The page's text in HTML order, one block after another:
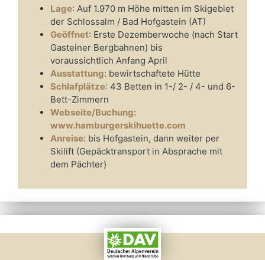
Lage: Auf 1.970 m Höhe mitten im Skigebiet
der Schlossalm / Bad Hofgastein (AT)
Geöffnet: Erste Dezemberwoche (nach Start
Gasteiner Bergbahnen) bis
voraussichtlich Anfang April
Ausstattung: bewirtschaftete Hütte
Schlafplätze: 43 Betten in 1-/ 2- / 4- und 6-
Bett-Zimmern
Webseite/Buchung:
www.hamburgerskihuette.com
Anreise: bis Hofgastein, dann weiter per
Skilift (Gepäcktransport in Absprache mit
dem Pächter)